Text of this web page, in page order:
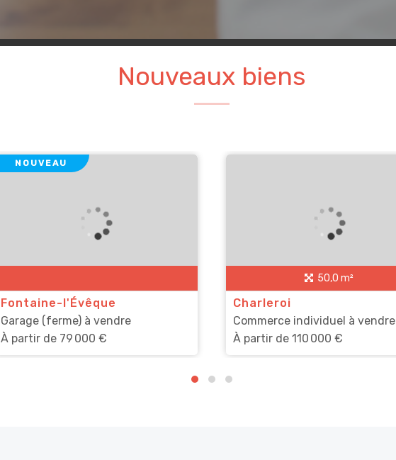
Nouveaux biens
NOUVEAU
Fontaine-l'Évêque
Garage (ferme) à vendre
À partir de 79 000 €
50,0 m²
Charleroi
Commerce individuel à vendre
À partir de 110 000 €